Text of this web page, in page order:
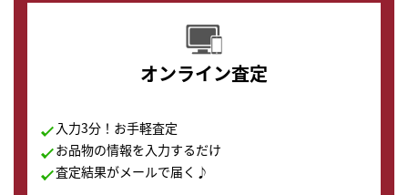
オンライン査定
入力3分！お手軽査定
お品物の情報を入力するだけ
査定結果がメールで届く♪